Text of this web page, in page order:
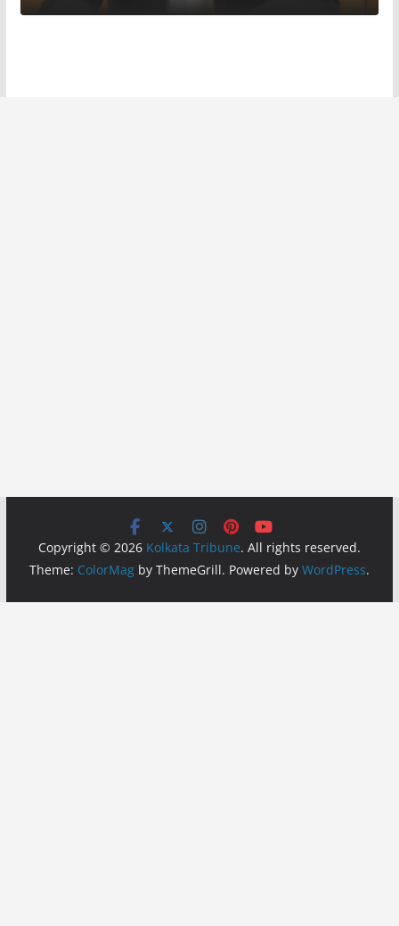
Copyright © 2026 Kolkata Tribune. All rights reserved.
Theme: ColorMagby ThemeGrill. Powered by WordPress.